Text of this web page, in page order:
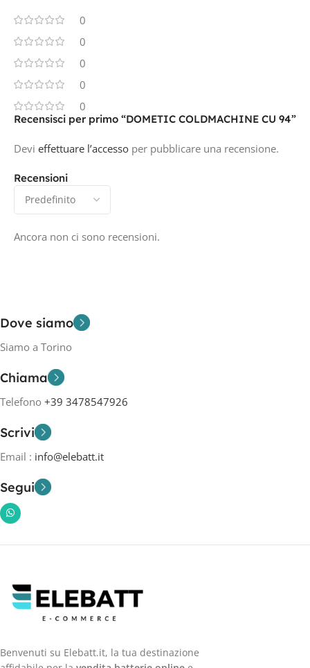
0
0
0
0
0
Recensioni
Ancora non ci sono recensioni.
Recensisci per primo “DOMETIC COLDMACHINE CU 94”
Devi effettuare l’accesso per pubblicare una recensione.
Dove siamo
Siamo a Torino
Chiama
Telefono +39 3478547926
Scrivi
Email : info@elebatt.it
Segui
Benvenuti su Elebatt.it, la tua destinazione